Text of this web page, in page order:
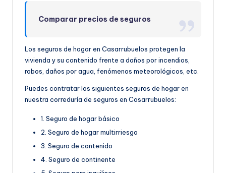
Comparar precios de seguros
Los seguros de hogar en Casarrubuelos protegen la
vivienda y su contenido frente a daños por incendios,
robos, daños por agua, fenómenos meteorológicos, etc.
Puedes contratar los siguientes seguros de hogar en
nuestra correduría de seguros en Casarrubuelos:
1. Seguro de hogar básico
2. Seguro de hogar multirriesgo
3. Seguro de contenido
4. Seguro de continente